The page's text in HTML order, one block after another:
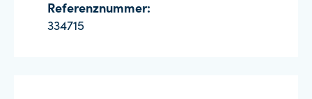
Referenznummer:
334715